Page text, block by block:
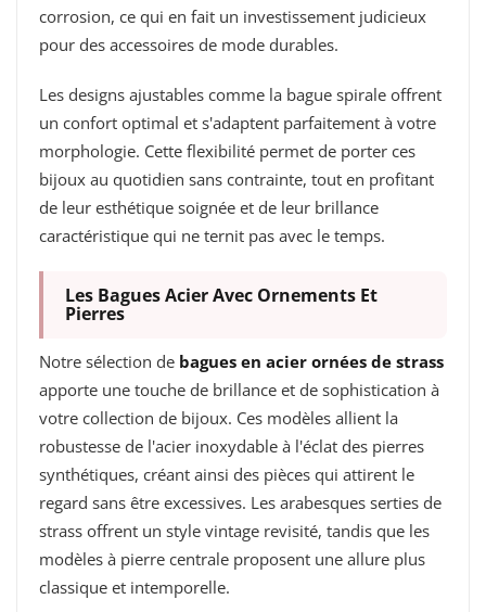
corrosion, ce qui en fait un investissement judicieux
pour des accessoires de mode durables.
Les designs ajustables comme la bague spirale offrent
un confort optimal et s'adaptent parfaitement à votre
morphologie. Cette flexibilité permet de porter ces
bijoux au quotidien sans contrainte, tout en profitant
de leur esthétique soignée et de leur brillance
caractéristique qui ne ternit pas avec le temps.
Les Bagues Acier Avec Ornements Et
Pierres
Notre sélection de bagues en acier ornées de strass
apporte une touche de brillance et de sophistication à
votre collection de bijoux. Ces modèles allient la
robustesse de l'acier inoxydable à l'éclat des pierres
synthétiques, créant ainsi des pièces qui attirent le
regard sans être excessives. Les arabesques serties de
strass offrent un style vintage revisité, tandis que les
modèles à pierre centrale proposent une allure plus
classique et intemporelle.